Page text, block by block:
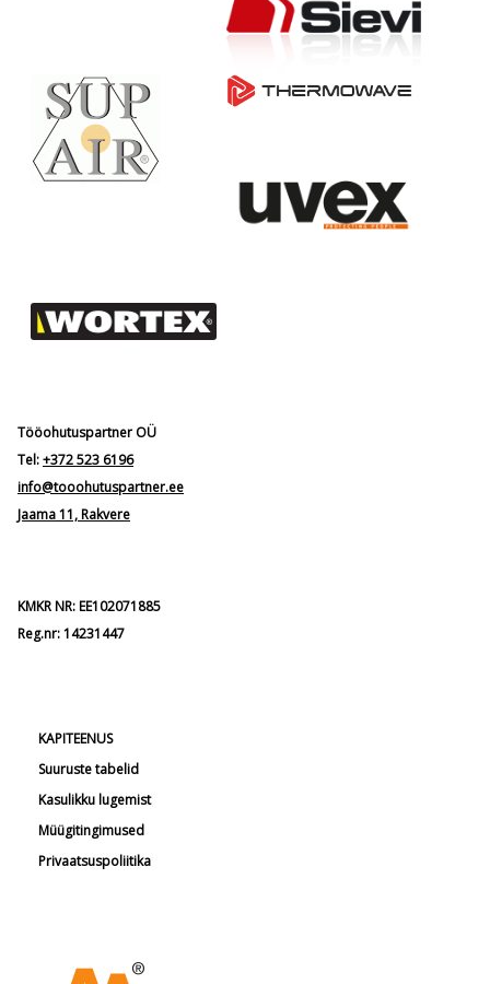
Tööohutuspartner OÜ
Tel:+372 523 6196
info@tooohutuspartner.ee
Jaama 11, Rakvere
KMKR NR: EE102071885
Reg.nr: 14231447
KAPITEENUS
Suuruste tabelid
Kasulikku lugemist
Müügitingimused
Privaatsuspoliitika